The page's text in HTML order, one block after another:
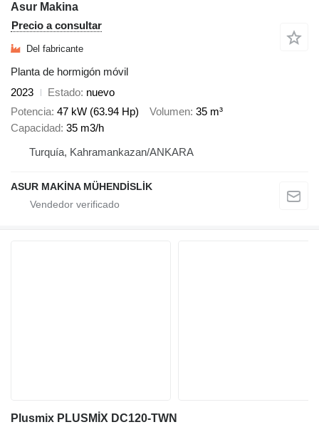
Asur Makina
Precio a consultar
Del fabricante
Planta de hormigón móvil
2023
Estado nuevo
Potencia 47 kW (63.94 Hp) Volumen 35 m³
Capacidad 35 m3/h
Turquía, Kahramankazan/ANKARA
ASUR MAKİNA MÜHENDİSLİK
Plusmix PLUSMİX DC120-TWN